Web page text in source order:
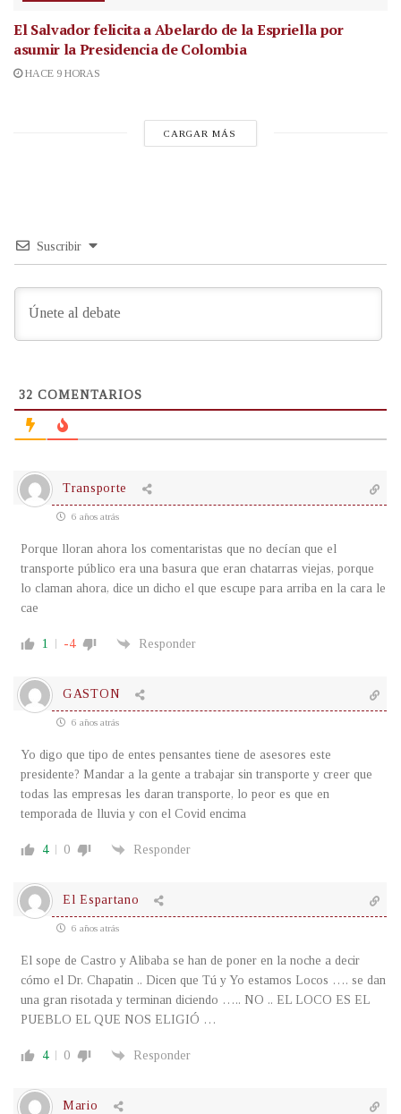
El Salvador felicita a Abelardo de la Espriella por
asumir la Presidencia de Colombia
HACE 9 HORAS
CARGAR MÁS
Suscribir
32 COMENTARIOS
Transporte
6 años atrás
Porque lloran ahora los comentaristas que no decían que el
transporte público era una basura que eran chatarras viejas, porque
lo claman ahora, dice un dicho el que escupe para arriba en la cara le
cae
1 -4 Responder
GASTON
6 años atrás
Yo digo que tipo de entes pensantes tiene de asesores este
presidente? Mandar a la gente a trabajar sin transporte y creer que
todas las empresas les daran transporte, lo peor es que en
temporada de lluvia y con el Covid encima
4 0 Responder
El Espartano
6 años atrás
El sope de Castro y Alibaba se han de poner en la noche a decir
cómo el Dr. Chapatin .. Dicen que Tú y Yo estamos Locos …. se dan
una gran risotada y terminan diciendo ….. NO .. EL LOCO ES EL
PUEBLO EL QUE NOS ELIGIÓ …
4 0 Responder
Mario